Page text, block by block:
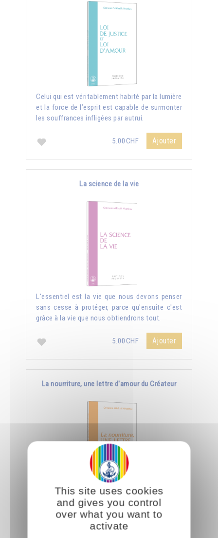
Celui qui est véritablement habité par la lumière
et la force de l’esprit est capable de surmonter
les souffrances infligées par autrui.
5.00CHF Ajouter
La science de la vie
L'essentiel est la vie que nous devons penser
sans cesse à protéger, parce qu'ensuite c'est
grâce à la vie que nous obtiendrons tout.
5.00CHF Ajouter
La nourriture, une lettre d'amour du Créateur
Le jour où nous aurons appris à manger
consciemment, nous saurons déchiffrer tout ce
que le Créateur nous dit à travers la nourriture.
This site uses cookies
and gives you control
over what you want to
activate